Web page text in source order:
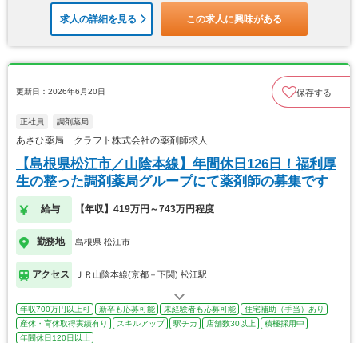
求人の詳細を見る この求人に興味がある
更新日：2026年6月20日 保存する
正社員 調剤薬局
あさひ薬局 クラフト株式会社の薬剤師求人
【島根県松江市／山陰本線】年間休日126日！福利厚
生の整った調剤薬局グループにて薬剤師の募集です
給与 【年収】419万円～743万円程度
勤務地 島根県 松江市
アクセス ＪＲ山陰本線(京都－下関) 松江駅
年収700万円以上可 新卒も応募可能 未経験者も応募可能
住宅補助（手当）あり
産休・育休取得実績有り
スキルアップ 駅チカ 店舗数30以上
積極採用中
年間休日120日以上